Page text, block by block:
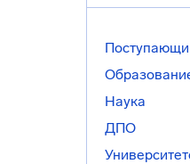
Наука
ДПО